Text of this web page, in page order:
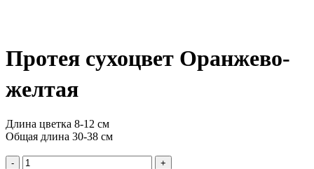
Протея сухоцвет Оранжево-
желтая
Длина цветка 8-12 см
Общая длина 30-38 см
-
+